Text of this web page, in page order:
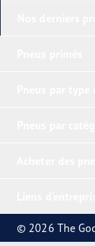
© 2026 The